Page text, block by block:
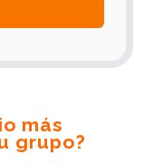
más
grupo?